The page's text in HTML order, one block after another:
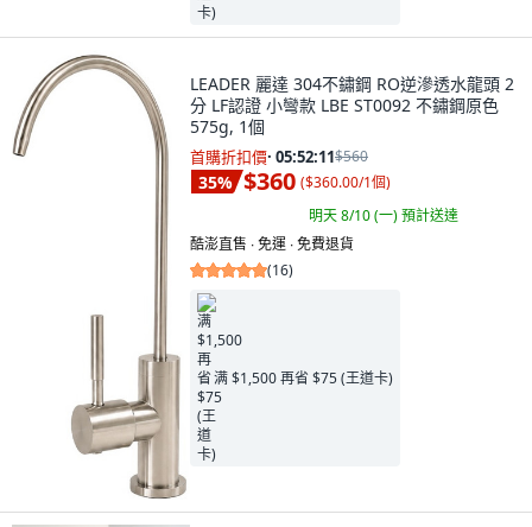
LEADER 麗達 304不鏽鋼 RO逆滲透水龍頭 2
分 LF認證 小彎款 LBE ST0092 不鏽鋼原色
575g, 1個
首購折扣價· 05:52:09$560
35% $360 ($360.00/1個)
明天 8/10 (一)預計送達
酷澎直售 ∙ 免運 ∙ 免費退貨
(16)
满 $1,500 再省 $75 (王道卡)